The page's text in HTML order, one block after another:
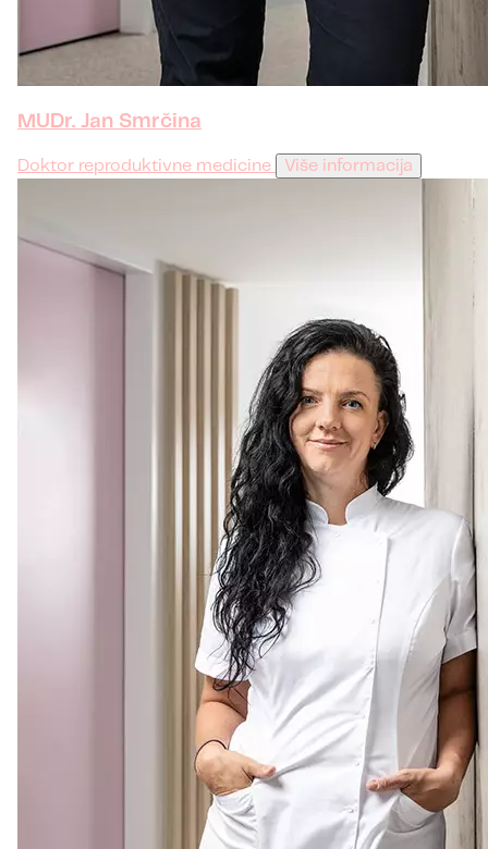
MUDr. Jan Smrčina
Doktor reproduktivne medicine Više informacija